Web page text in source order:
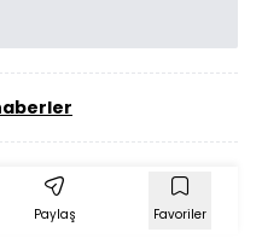
Paylaş Favoriler